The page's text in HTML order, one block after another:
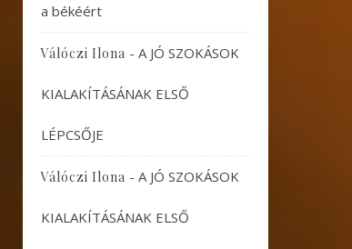
a békéért
Válóczi Ilona - A JÓ SZOKÁSOK
KIALAKÍTÁSÁNAK ELSŐ
LÉPCSŐJE
Válóczi Ilona - A JÓ SZOKÁSOK
KIALAKÍTÁSÁNAK ELSŐ